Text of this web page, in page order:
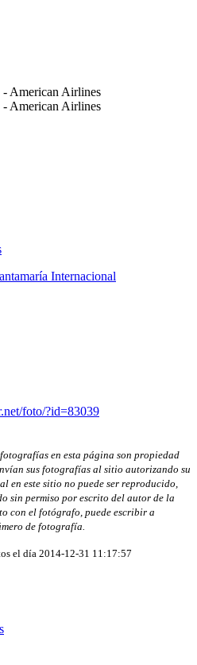
Internacional
foto/?id=83039
en esta página son propiedad
sus fotografías al sitio autorizando su
en este sitio no puede ser reproducido,
sin permiso por escrito del autor de la
con el fotógrafo, puede escribir a
de fotografía.
el día 2014-12-31 11:17:57